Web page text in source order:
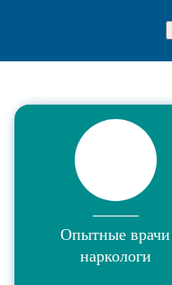
Опытные врачи
наркологи